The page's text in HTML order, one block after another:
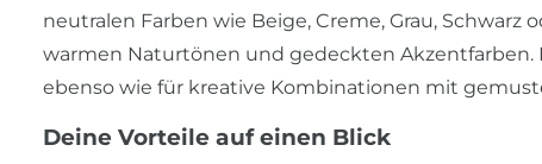
neutralen Farben wie Beige, Creme, Grau,
warmen Naturtönen und gedeckten Akzentfarben.
ebenso wie für kreative Kombinationen mit
Deine Vorteile auf einen Blick